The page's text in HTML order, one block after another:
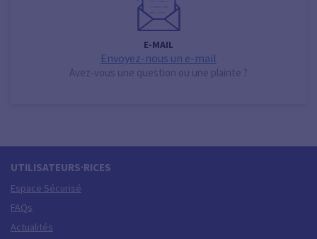
E-MAIL
Envoyez-nous un e-mail
Avez-vous une question ou une plainte ?
UTILISATEURS·RICES
Espace Sécurisé
FAQs
Actualités